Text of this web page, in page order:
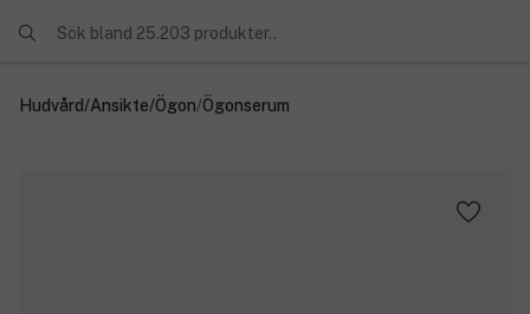
Sök bland 25.203 produkter..
Hudvård/Ansikte/Ögon/Ögonserum